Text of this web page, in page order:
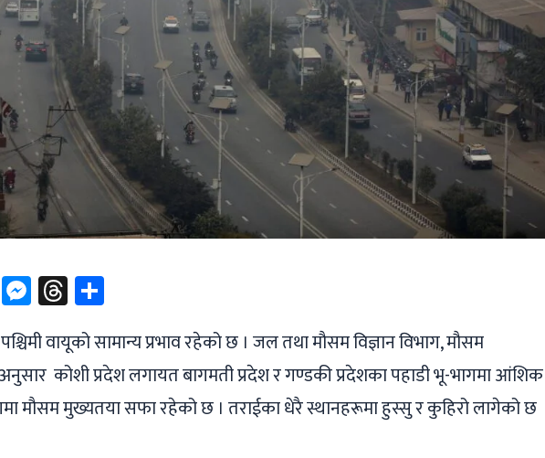
EmailMessenger
Threads
वायूको सामान्य प्रभाव रहेको छ । जल तथा मौसम विज्ञान विभाग, मौसम
अनुसार कोशी प्रदेश लगायत बागमती प्रदेश र गण्डकी प्रदेशका पहाडी भू-भागमा आंशिक
मौसम मुख्यतया सफा रहेको छ । तराईका धेरै स्थानहरूमा हुस्सु र कुहिरो लागेको छ